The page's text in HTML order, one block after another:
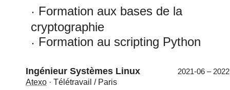
Formation aux bases de la
cryptographie
Formation au scripting Python
Ingénieur Systèmes Linux
Atexo · Télétravail / Paris
2021-06 –